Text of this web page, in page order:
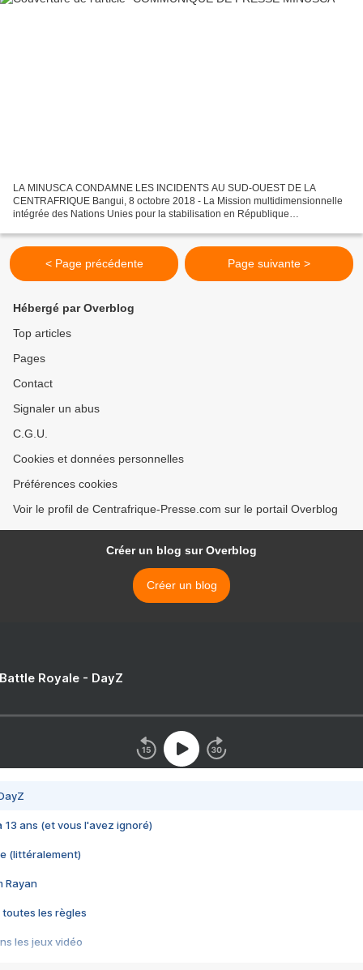
LA MINUSCA CONDAMNE LES INCIDENTS AU SUD-OUEST DE LA
CENTRAFRIQUE Bangui, 8 octobre 2018 - La Mission multidimensionnelle
intégrée des Nations Unies pour la stabilisation en République
< Page précédente Page suivante >
Hébergé par Overblog
Top articles
Pages
Contact
Signaler un abus
C.G.U.
Cookies et données personnelles
Préférences cookies
Voir le profil de Centrafrique-Presse.com sur le portail Overblog
Créer un blog sur Overblog
Créer un blog
Royale - DayZ
13 ans (et vous l'avez ignoré)
(littéralement)
Rayan
toutes les règles
les jeux vidéo